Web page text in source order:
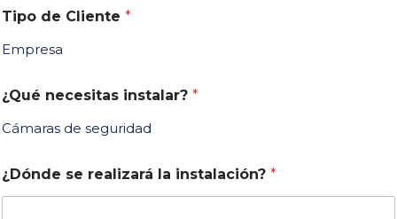
i
e
S
t
t
Tipo de Cliente *
Empresa
¿Qué necesitas instalar? *
Cámaras de seguridad
¿Dónde se realizará la instalación? *